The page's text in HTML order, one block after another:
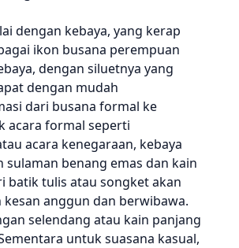
dengan kebaya, yang kerap
ikon busana perempuan
dengan siluetnya yang
dengan mudah
dari busana formal ke
acara formal seperti
acara kenegaraan, kebaya
sulaman benang emas dan kain
batik tulis atau songket akan
anggun dan berwibawa.
selendang atau kain panjang
untuk suasana kasual,